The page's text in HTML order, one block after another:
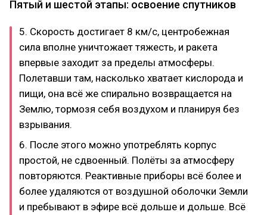
Пятый и шестой этапы: освоение спутников
5. Скорость достигает 8 км/с, центробежная
сила вполне уничтожает тяжесть, и ракета
впервые заходит за пределы атмосферы.
Полетавши там, насколько хватает кислорода и
пищи, она всё же спирально возвращается на
Землю, тормозя себя воздухом и планируя без
взрывания.
6. После этого можно употреблять корпус
простой, не сдвоенный. Полёты за атмосферу
повторяются. Реактивные приборы всё более и
более удаляются от воздушной оболочки Земли
и пребывают в эфире всё дольше и дольше. Всё